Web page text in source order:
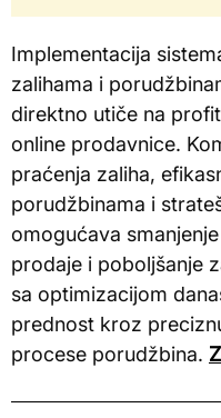
Implementacija
zalihama i
direktno utiče na
online prodavnice.
praćenja zaliha,
porudžbinama i
omogućava
prodaje i poboljšanje
sa optimizacijom
prednost kroz
procese porudžbina.